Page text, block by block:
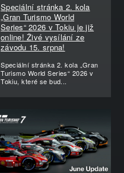
Speciální stránka 2. kola
„Gran Turismo World
Series“ 2026 v Tokiu je již
online! Živé vysílání ze
závodu 15. srpna!
Speciální stránka 2. kola „Gran
Turismo World Series“ 2026 v
Tokiu, které se bud...